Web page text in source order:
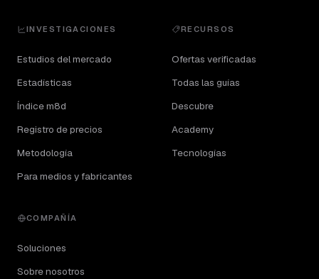
INVESTIGACIONES
Estudios del mercado
Estadísticas
Índice m8d
Registro de precios
Metodología
Para medios y fabricantes
RECURSOS
Ofertas verificadas
Todas las guías
Descubre
Academy
Tecnologías
COMPAÑÍA
Soluciones
Sobre nosotros